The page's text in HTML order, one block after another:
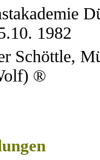
1982
Schöttle,
®